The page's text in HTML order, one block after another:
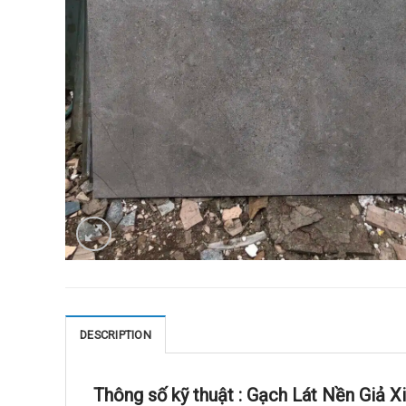
DESCRIPTION
Thông số kỹ thuật : Gạch Lát Nền Giả